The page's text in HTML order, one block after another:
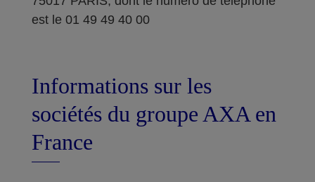
est le 01 49 49 40 00
Informations sur les
sociétés du groupe AXA en
France